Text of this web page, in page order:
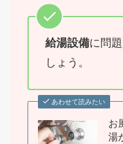
給湯設備に問
しょう。
あわせて読みたい
お
湯